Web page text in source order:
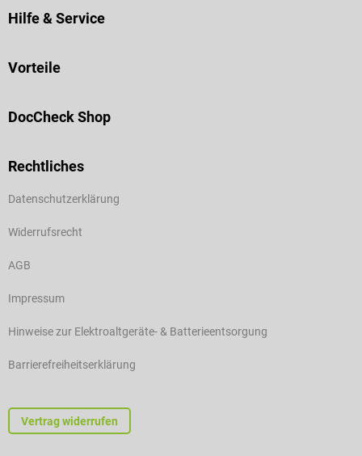
Hilfe & Service
Vorteile
DocCheck Shop
Rechtliches
Datenschutzerklärung
Widerrufsrecht
AGB
Impressum
Hinweise zur Elektroaltgeräte- & Batterieentsorgung
Barrierefreiheitserklärung
Vertrag widerrufen